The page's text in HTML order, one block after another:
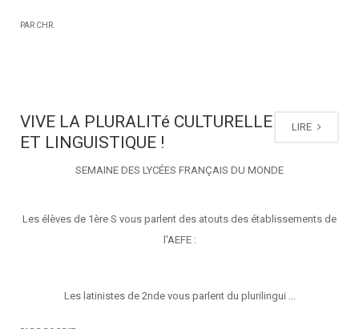
PAR CHR.
LIRE
VIVE LA PLURALITé CULTURELLE
ET LINGUISTIQUE !
SEMAINE DES LYCÉES FRANÇAIS DU MONDE
Les élèves de 1ère S vous parlent des atouts des établissements de
l'AEFE :
Les latinistes de 2nde vous parlent du plurilingui ...